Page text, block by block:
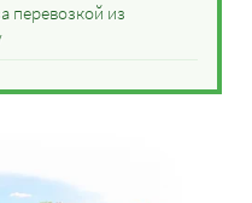
перевозкой из